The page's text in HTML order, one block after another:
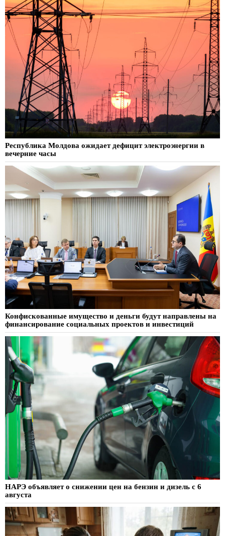
Республика Молдова ожидает дефицит электроэнергии в
вечерние часы
Конфискованные имущество и деньги будут направлены на
финансирование социальных проектов и инвестиций
НАРЭ объявляет о снижении цен на бензин и дизель с 6
августа